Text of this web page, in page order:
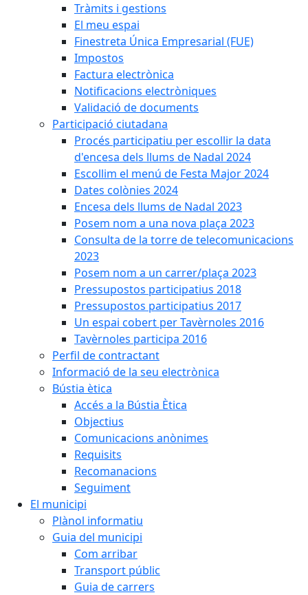
Tràmits i gestions
El meu espai
Finestreta Única Empresarial (FUE)
Impostos
Factura electrònica
Notificacions electròniques
Validació de documents
Participació ciutadana
Procés participatiu per escollir la data
d'encesa dels llums de Nadal 2024
Escollim el menú de Festa Major 2024
Dates colònies 2024
Encesa dels llums de Nadal 2023
Posem nom a una nova plaça 2023
Consulta de la torre de telecomunicacions
2023
Posem nom a un carrer/plaça 2023
Pressupostos participatius 2018
Pressupostos participatius 2017
Un espai cobert per Tavèrnoles 2016
Tavèrnoles participa 2016
Perfil de contractant
Informació de la seu electrònica
Bústia ètica
Accés a la Bústia Ètica
Objectius
Comunicacions anònimes
Requisits
Recomanacions
Seguiment
El municipi
Plànol informatiu
Guia del municipi
Com arribar
Transport públic
Guia de carrers